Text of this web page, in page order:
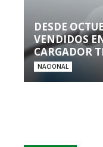
DESDE
VENDIDOS
CARGADOR
NACIONAL